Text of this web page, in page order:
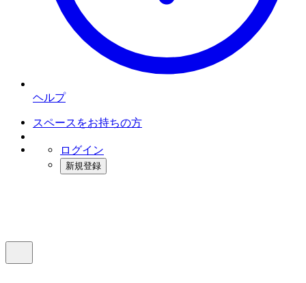
ヘルプ
スペースをお持ちの方
ログイン
新規登録